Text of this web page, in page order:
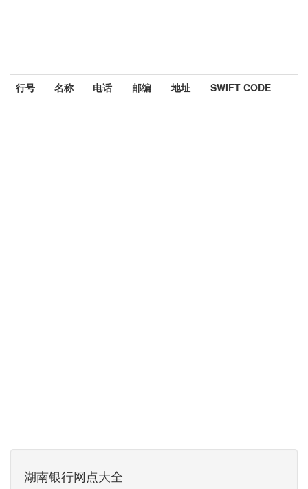
行号 名称 电话 邮编 地址 SWIFT CODE
湖南银行网点大全